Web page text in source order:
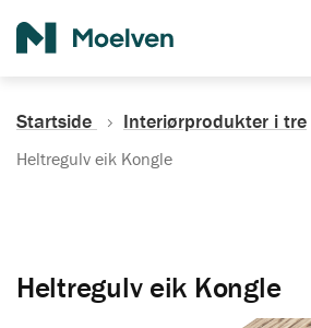
Startside Interiørprodukter i tre
Heltregulv eik Kongle
Heltregulv eik Kongle